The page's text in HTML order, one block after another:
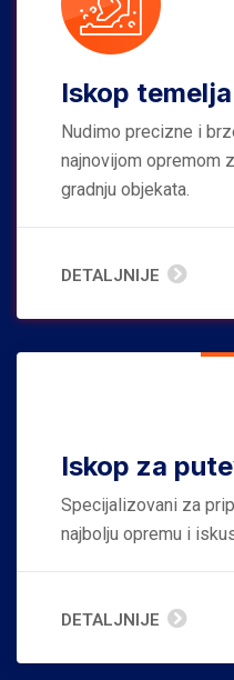
Iskop temelja
Nudimo precizne i
najnovijom opremom
gradnju objekata.
DETALJNIJE
Iskop za
Specijalizovani za
najbolju opremu i
DETALJNIJE